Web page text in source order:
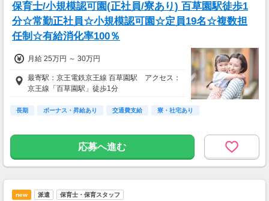
保育士/小規模認可園(正社員/寮あり) 百草園駅徒歩1
分☆常勤正社員☆小規模認可園☆定員19名☆複数担
任制☆有給消化率100％
月給 25万円 ～ 30万円
最寄駅：京王電鉄京王線 百草園駅 アクセス：
京王線「百草園駅」徒歩1分
長期 ボーナス・昇給あり 交通費支給 寮・社宅あり
応募へ進む
new 派遣 保育士・保育スタッフ